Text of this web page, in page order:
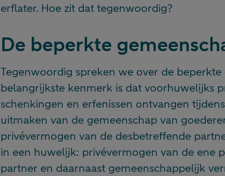
erflater. Hoe zit dat tegenwoordig?
De beperkte
Tegenwoordig spreken we over de
belangrijkste kenmerk is dat voorhuwelijks
schenkingen en erfenissen ontvangen
uitmaken van de gemeenschap van
privévermogen van de desbetreffende
in een huwelijk: privévermogen van de ene
partner en daarnaast gemeenschappelijk